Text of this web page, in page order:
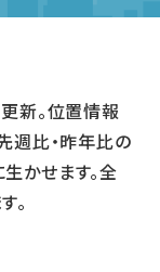
新。位置情報
週比・昨年比の
かせます。全
。